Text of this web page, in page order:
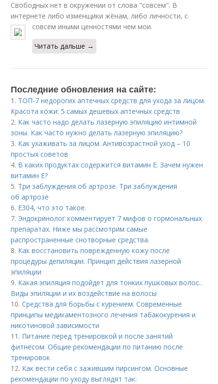
Свободных нет в окружении от слова "совсем". В
интернете либо изменщики жёнам, либо личности, с
совсем иными ценностями чем мои.
Читать дальше →
Последние обновления на сайте:
1. ТОП-7 недорогих аптечных средств для ухода за лицом.
Красота кожи: 5 самых дешевых аптечных средств
2. Как часто надо делать лазерную эпиляцию интимной
зоны. Как часто нужно делать лазерную эпиляцию?
3. Как ухаживать за лицом. Антивозрастной уход – 10
простых советов
4. В каких продуктах содержится витамин Е. Зачем нужен
витамин Е?
5. Три заблуждения об артрозе. Три заблуждения
об артрозе
6. Е304, что это такое.
7. Эндокринолог комментирует 7 мифов о гормональных
препаратах. Ниже мы рассмотрим самые
распространенные снотворные средства.
8. Как восстановить поврежденную кожу после
процедуры депиляции. Принцип действия лазерной
эпиляции
9. Какая эпиляция подойдет для тонких пушковых волос..
Виды эпиляции и их воздействие на волосы
10.Средства для борьбы с курением. Современные
принципы медикаментозного лечения табакокурения и
никотиновой зависимости
11. Питание перед тренировкой и после занятий
фитнесом. Общие рекомендации по питанию после
тренировок
12. Как вести себя с зажившим пирсингом. Основные
рекомендации по уходу выглядят так: